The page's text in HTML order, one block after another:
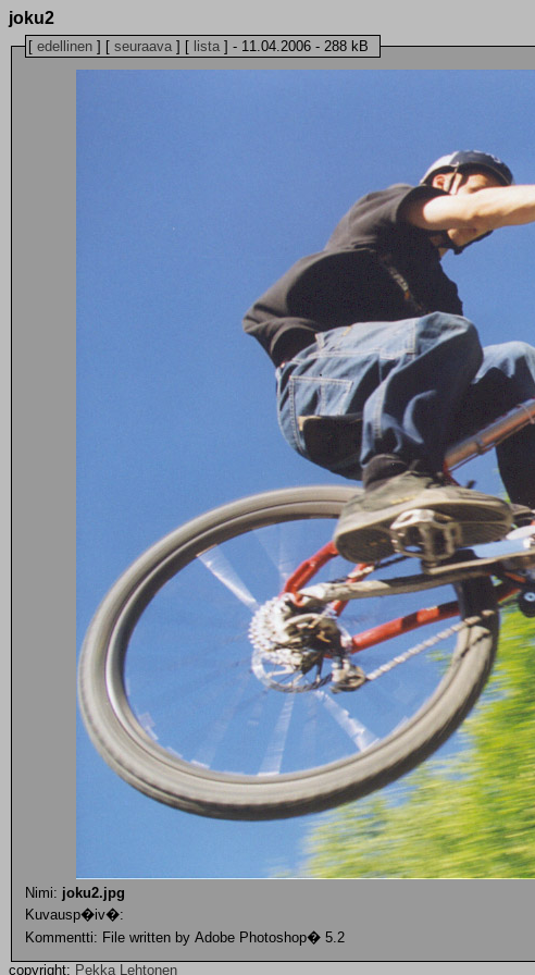
joku2
[ edellinen ] [ seuraava ] [ lista ] - 11.04.2006 - 288 kB
Nimi: joku2.jpg
Kuvausp�iv�:
Kommentti: File written by Adobe Photoshop� 5.2
copyright: Pekka Lehtonen